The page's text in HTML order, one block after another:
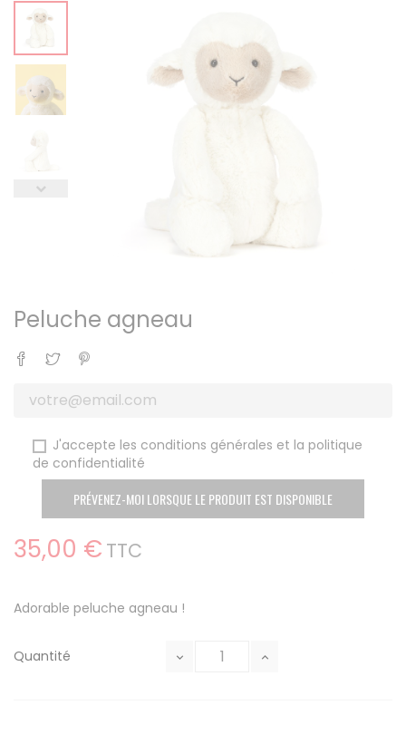
Peluche agneau
Partager
Tweet
J'accepte les conditions générales et la politique
de confidentialité
PRÉVENEZ-MOI LORSQUE LE PRODUIT EST DISPONIBLE
35,00 € TTC
Adorable peluche agneau !
Quantité